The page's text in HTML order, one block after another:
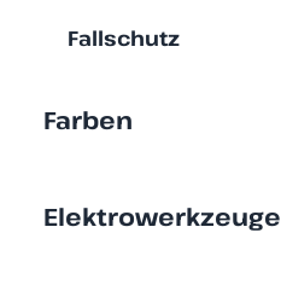
Fallschutz
Farben
Elektrowerkzeuge